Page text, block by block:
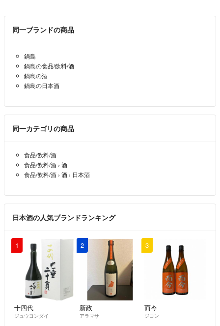
同一ブランドの商品
鍋島
鍋島の食品/飲料/酒
鍋島の酒
鍋島の日本酒
同一カテゴリの商品
食品/飲料/酒
食品/飲料/酒 › 酒
食品/飲料/酒 › 酒 › 日本酒
日本酒の人気ブランドランキング
1
十四代
ジュウヨンダイ
2
新政
アラマサ
3
而今
ジコン